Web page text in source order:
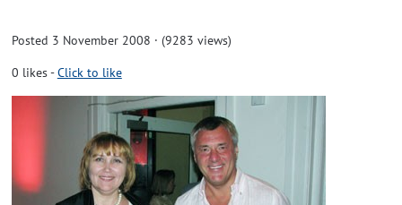
Posted 3 November 2008 · (9283 views)
0 likes-Click to like